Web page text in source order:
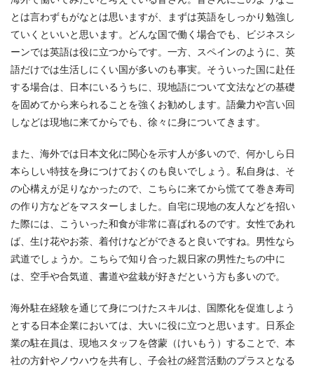
とは言わずもがなとは思いますが、まずは英語をしっかり勉強し
ていくといいと思います。どんな国で働く場合でも、ビジネスシ
ーンでは英語は役に立つからです。一方、スペインのように、英
語だけでは生活しにくい国が多いのも事実。そういった国に赴任
する場合は、日本にいるうちに、現地語について文法などの基礎
を固めてから来られることを強くお勧めします。語彙力や言い回
しなどは現地に来てからでも、徐々に身についてきます。
また、海外では日本文化に関心を示す人が多いので、何かしら日
本らしい特技を身につけておくのも良いでしょう。私自身は、そ
の心構えが足りなかったので、こちらに来てから慌てて巻き寿司
の作り方などをマスターしました。自宅に現地の友人などを招い
た際には、こういった和食が非常に喜ばれるのです。女性であれ
ば、生け花やお茶、着付けなどができると良いですね。男性なら
武道でしょうか。こちらで知り合った親日家の男性たちの中に
は、空手や合気道、書道や盆栽が好きだという方も多いので。
海外駐在経験を通じて身につけたスキルは、国際化を促進しよう
とする日本企業においては、大いに役に立つと思います。日系企
業の駐在員は、現地スタッフを啓蒙（けいもう）することで、本
社の方針やノウハウを共有し、子会社の経営活動のプラスとなる